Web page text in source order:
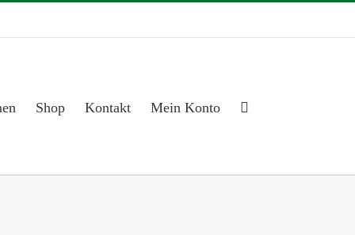
Shop Kontakt Mein Konto